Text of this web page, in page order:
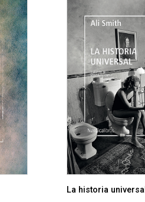
La historia universal